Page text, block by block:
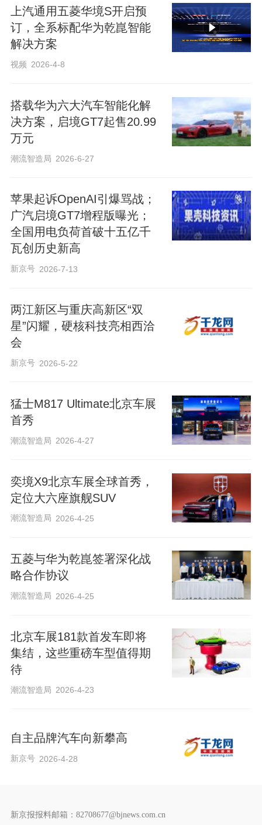
e
o
上汽通用五菱华境S开启预
订，全系标配华为乾崑智能
解决方案
视频 2026-4-8
搭载华为六大汽车智能化解
决方案，启境GT7起售20.99
万元
潮流智造局 2026-6-27
苹果起诉OpenAI引爆骂战；
广汽启境GT7增程版曝光；
全国用电负荷首破十五亿千
瓦创历史新高
新京号 2026-7-13
两江新区与重庆高新区“双
星”闪耀，硬核科技亮相西洽
会
新京号 2026-5-22
猛士M817 Ultimate北京车展
首秀
潮流智造局 2026-4-27
奕境X9北京车展全球首秀，
定位大六座旗舰SUV
潮流智造局 2026-4-25
五菱与华为乾崑签署深化战
略合作协议
潮流智造局 2026-4-25
北京车展181款首发车即将
集结，这些重磅车型值得期
待
潮流智造局 2026-4-23
自主品牌汽车向新攀高
新京号 2026-4-28
新京报报料邮箱：82708677@bjnews.com.cn